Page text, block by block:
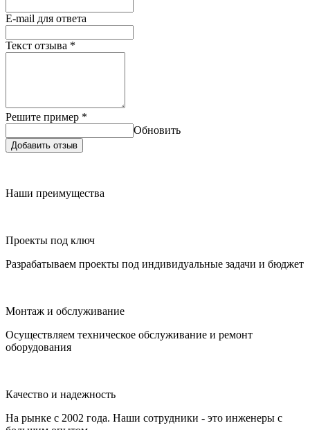
E-mail для ответа
Текст отзыва *
Решите пример *
Обновить
Добавить отзыв
Наши преимущества
Проекты под ключ
Разрабатываем проекты под индивидуальные задачи и бюджет
Монтаж и обслуживание
Осуществляем техническое обслуживание и ремонт
оборудования
Качество и надежность
На рынке с 2002 года. Наши сотрудники - это инженеры с